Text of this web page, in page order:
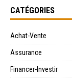
CATÉGORIES
Achat-Vente
Assurance
Financer-Investir